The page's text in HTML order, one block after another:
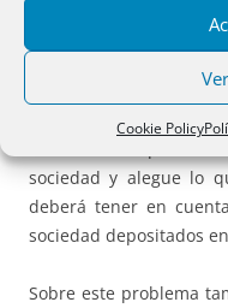
Cookie Policy
alegaciones de la
resulta algo distinto,
sociedad y alegue lo
deberá tener en
sociedad depositados
Sobre este problema